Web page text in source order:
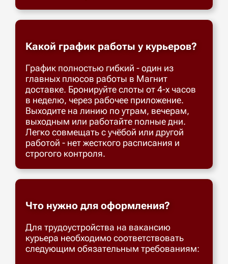
Какой график работы у курьеров?
График полностью гибкий - один из
главных плюсов работы в Магнит
доставке. Бронируйте слоты от 4-х часов
в неделю, через рабочее приложение.
Выходите на линию по утрам, вечерам,
выходным или работайте полные дни.
Легко совмещать с учёбой или другой
работой - нет жесткого расписания и
строгого контроля.
Что нужно для оформления?
Для трудоустройства на вакансию
курьера необходимо соответствовать
следующим обязательным требованиям: